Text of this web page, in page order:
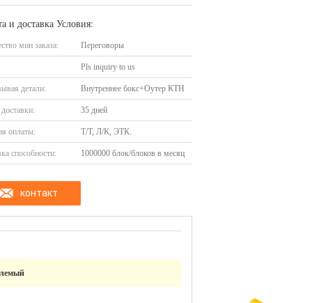
и доставка Условия:
мин заказа: Переговоры
Pls inquiry to us
детали: Внутреннее бокс+Оутер КТН
35 дней
оплаты: Т/Т, Л/К, ЭТК.
способности: 1000000 блок/блоков в месяц
контакт